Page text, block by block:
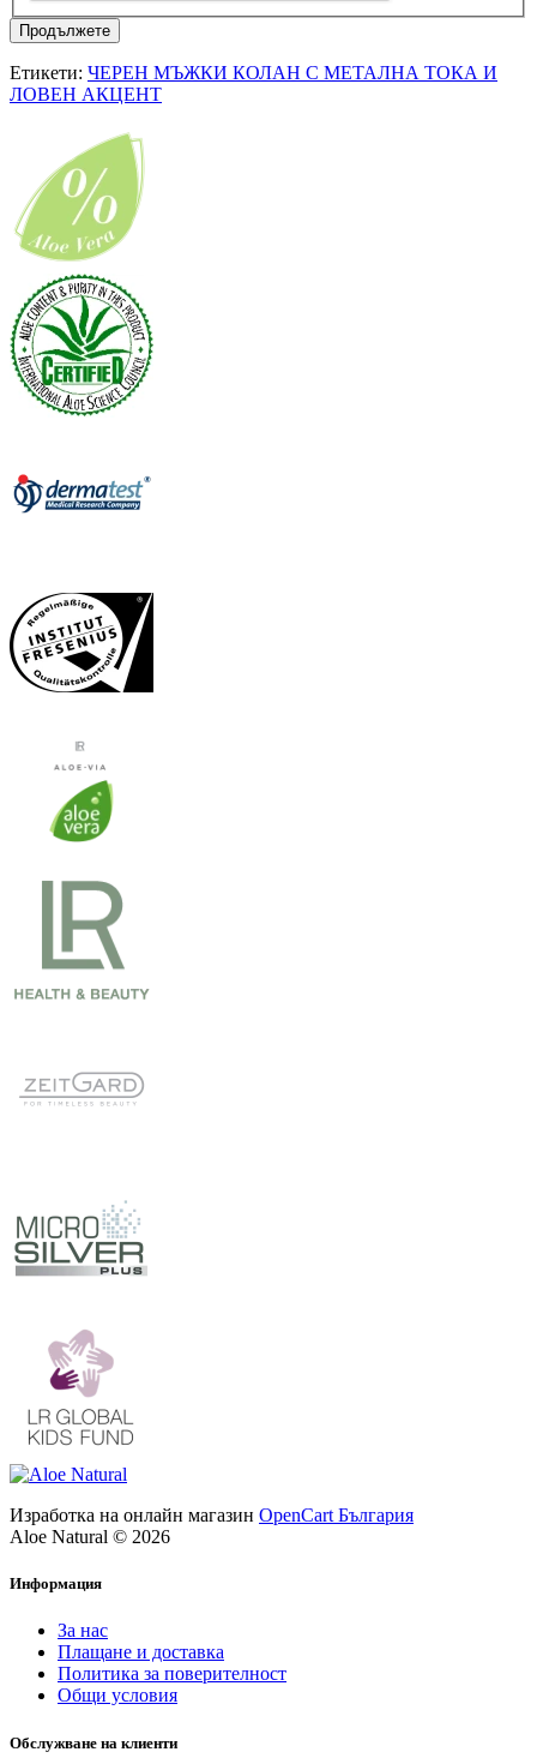
Продължете
Етикети: ЧЕРЕН МЪЖКИ КОЛАН С МЕТАЛНА ТОКА И
ЛОВЕН АКЦЕНТ
Изработка на онлайн магазин OpenCart България
Aloe Natural © 2026
Информация
За нас
Плащане и доставка
Политика за поверителност
Общи условия
Обслужване на клиенти